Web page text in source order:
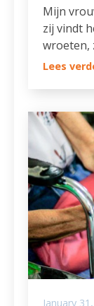
Mijn
zij vindt
wroeten,
Lees
January